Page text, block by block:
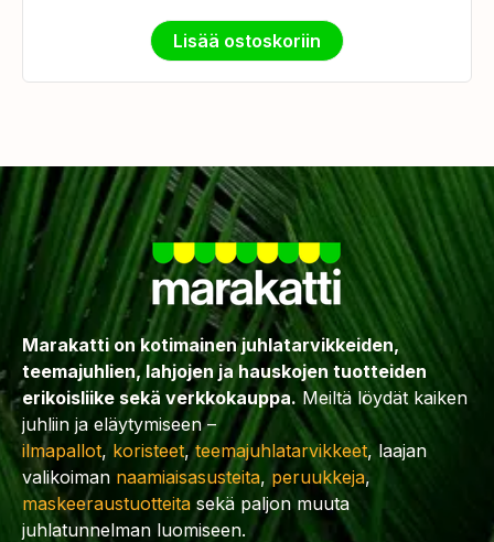
Lisää ostoskoriin
Marakatti on kotimainen juhlatarvikkeiden,
teemajuhlien, lahjojen ja hauskojen tuotteiden
erikoisliike sekä verkkokauppa. Meiltä löydät kaiken
juhliin ja eläytymiseen –
ilmapallot, koristeet,teemajuhlatarvikkeet, laajan
valikoiman naamiaisasusteita, peruukkeja,
maskeeraustuotteita sekä paljon muuta
juhlatunnelman luomiseen.